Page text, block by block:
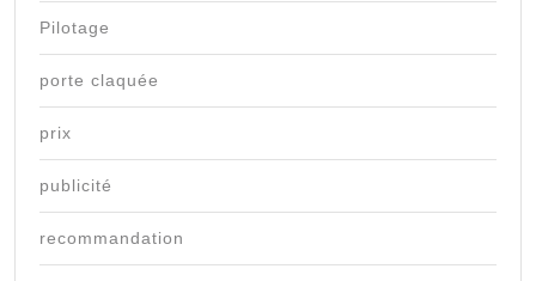
Pilotage
porte claquée
prix
publicité
recommandation